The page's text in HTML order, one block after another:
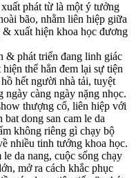
phát từ là một ý tưởng
bão, nhằm liên hiệp giữa
xuất hiện khoa học đương
& phát triển đang linh giác
thể hẳn đem lại sự tiện
hết người nhà tải, tuyệt
ngày càng ngày nặng nhọc.
thượng cổ, liên hiệp với
dong san cam le da
không riêng gì chạy bộ
nhiều tinh tướng khoa học.
da nang, cuộc sống chạy
mở ra cách khắc phục